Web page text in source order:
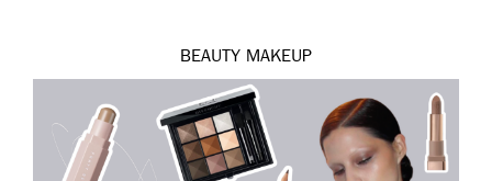
BEAUTY MAKEUP